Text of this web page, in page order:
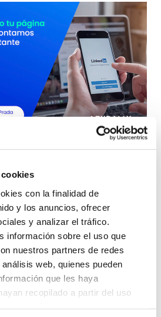
con la finalidad de
y los anuncios, ofrecer
y analizar el tráfico.
información sobre el uso que
nuestros partners de redes
web, quienes pueden
que les haya
recopilado a partir del uso
tu página de
que muestra nuestro perfil
herramienta para
global de nuestro
Sus usuarios no
2023 alcanzaban los
se estima que supere los